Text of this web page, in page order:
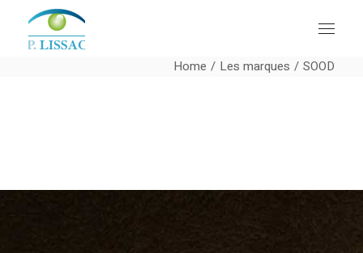
Home Les marques SOOD